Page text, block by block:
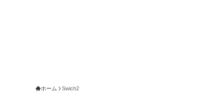
ホーム Swich2